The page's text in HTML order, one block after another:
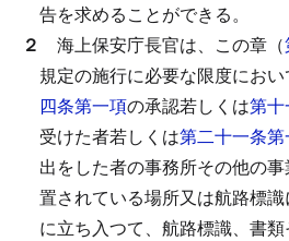
告を求めることができる。
２ 海上保安庁長官は、この章（
規定の施行に必要な限度におい
四条第一項の承認若しくは第
受けた者若しくは第二十一条
出をした者の事務所その他の
置されている場所又は航路標
に立ち入つて、航路標識、書